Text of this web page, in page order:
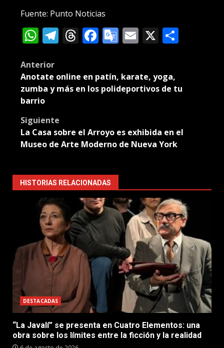
Fuente: Punto Noticias
WhatsApp
Telegram
Threads
Facebook
Google
Email
X
Post
navigation
Anterior
Anotate online en patín, karate, yoga,
zumba y más en los polideportivos de tu
barrio
Siguiente
La Casa sobre el Arroyo es exhibida en el
Museo de Arte Moderno de Nueva York
HISTORIAS RELACIONADAS
DESTACADAS
“La Javalí” se presenta en Cuatro Elementos: una
obra sobre los límites entre la ficción y la realidad